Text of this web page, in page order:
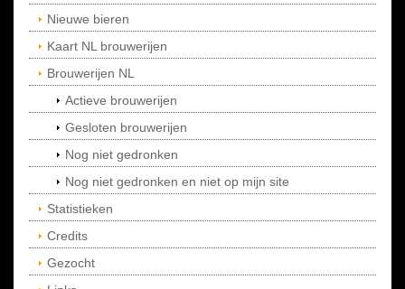
Nieuwe bieren
Kaart NL brouwerijen
Brouwerijen NL
Actieve brouwerijen
Gesloten brouwerijen
Nog niet gedronken
Nog niet gedronken en niet op mijn site
Statistieken
Credits
Gezocht